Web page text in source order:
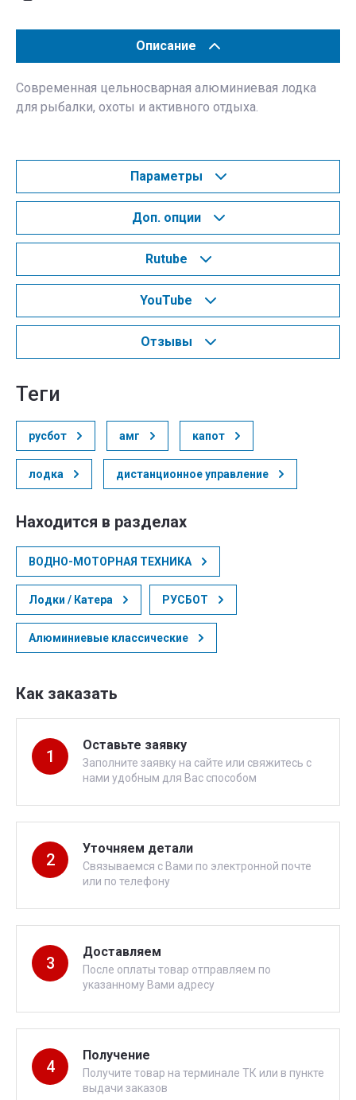
Описание
Современная цельносварная алюминиевая лодка
для рыбалки, охоты и активного отдыха.
Параметры
Доп. опции
Rutube
YouTube
Отзывы
теги
русбот амг капот
лодка дистанционное управление
Находится в разделах
ВОДНО-МОТОРНАЯ ТЕХНИКА
Лодки / Катера РУСБОТ
Алюминиевые классические
Как заказать
1
Оставьте заявку
Заполните заявку на сайте или свяжитесь с
нами удобным для Вас способом
2
Уточняем детали
Связываемся с Вами по электронной почте
или по телефону
3
Доставляем
После оплаты товар отправляем по
указанному Вами адресу
4
Получение
Получите товар на терминале ТК или в пункте
выдачи заказов